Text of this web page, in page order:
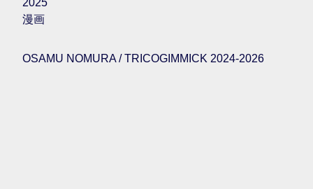
2025
漫画
OSAMU NOMURA / TRICOGIMMICK 2024-2026